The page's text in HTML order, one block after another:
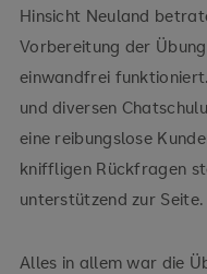
Hinsicht Neuland
Vorbereitung der
einwandfrei
und diversen
eine reibungslose
kniffligen Rückfragen
unterstützend zur Seite.
Alles in allem war die